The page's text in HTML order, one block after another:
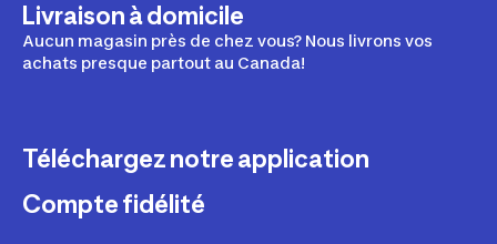
Livraison à domicile
Aucun magasin près de chez vous? Nous livrons vos
achats presque partout au Canada!
Téléchargez notre application
Compte fidélité